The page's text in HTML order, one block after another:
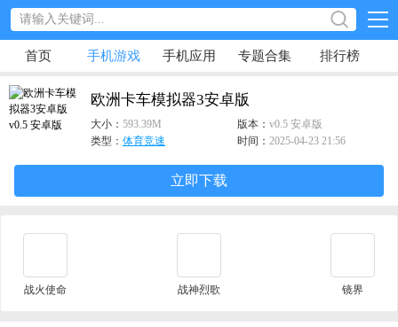
首页 手机游戏 手机应用 专题合集 排行榜
欧洲卡车模拟器3安卓版
大小： 593.39M 版本： v0.5 安卓版
类型： 体育竞速 时间： 2025-04-23 21:56
立即下载
战火使命 战神烈歌 镜界